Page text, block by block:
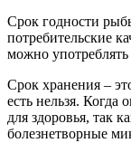
Срок годности
потребительские
можно употреблять
Срок хранения –
есть нельзя. Когда
для здоровья, так
болезнетворные